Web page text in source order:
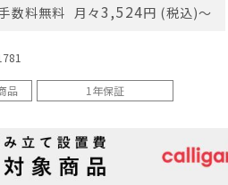
数料無料 月々3,524円 (税込)〜
品 1年保証